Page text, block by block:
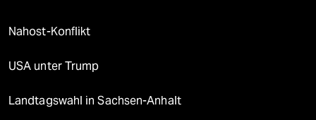
Nahost-Konflikt
USA unter Trump
Landtagswahl in Sachsen-Anhalt